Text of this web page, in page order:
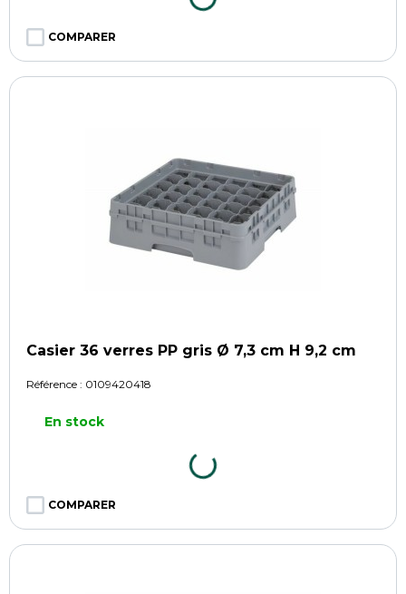
COMPARER
Casier 36 verres PP gris Ø 7,3 cm H 9,2 cm
Référence : 0109420418
En stock
COMPARER